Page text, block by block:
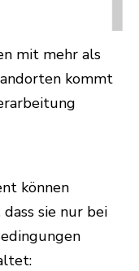
mit mehr als
kommt
können
sie nur bei